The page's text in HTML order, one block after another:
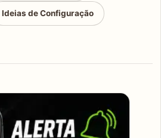
Ideias de Configuração